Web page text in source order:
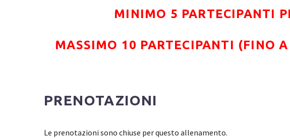
MINIMO 5 PARTECIPANTI
MASSIMO 10 PARTECIPANTI (FINO
PRENOTAZIONI
Le prenotazioni sono chiuse per questo allenamento.